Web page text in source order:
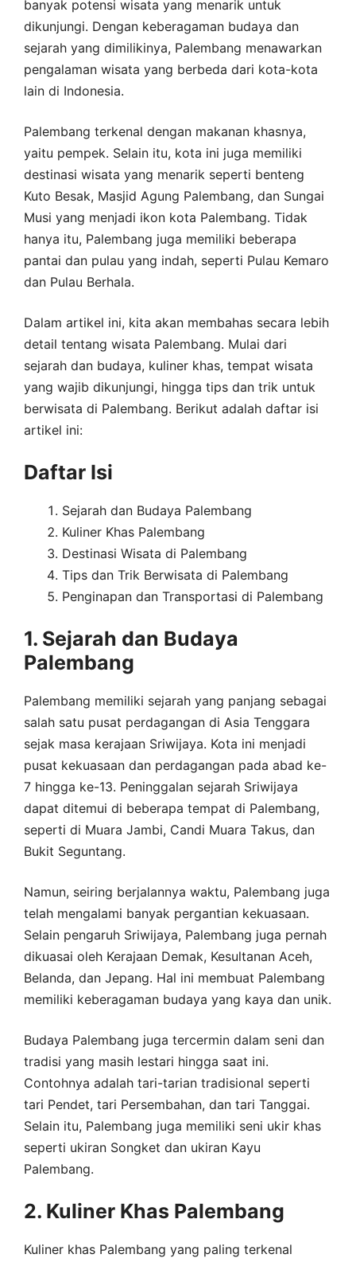
banyak potensi wisata yang menarik untuk
dikunjungi. Dengan keberagaman budaya dan
sejarah yang dimilikinya, Palembang menawarkan
pengalaman wisata yang berbeda dari kota-kota
lain di Indonesia.
Palembang terkenal dengan makanan khasnya,
yaitu pempek. Selain itu, kota ini juga memiliki
destinasi wisata yang menarik seperti benteng
Kuto Besak, Masjid Agung Palembang, dan Sungai
Musi yang menjadi ikon kota Palembang. Tidak
hanya itu, Palembang juga memiliki beberapa
pantai dan pulau yang indah, seperti Pulau Kemaro
dan Pulau Berhala.
Dalam artikel ini, kita akan membahas secara lebih
detail tentang wisata Palembang. Mulai dari
sejarah dan budaya, kuliner khas, tempat wisata
yang wajib dikunjungi, hingga tips dan trik untuk
berwisata di Palembang. Berikut adalah daftar isi
artikel ini:
Daftar Isi
Sejarah dan Budaya Palembang
Kuliner Khas Palembang
Destinasi Wisata di Palembang
Tips dan Trik Berwisata di Palembang
Penginapan dan Transportasi di Palembang
1. Sejarah dan Budaya
Palembang
Palembang memiliki sejarah yang panjang sebagai
salah satu pusat perdagangan di Asia Tenggara
sejak masa kerajaan Sriwijaya. Kota ini menjadi
pusat kekuasaan dan perdagangan pada abad ke-
7 hingga ke-13. Peninggalan sejarah Sriwijaya
dapat ditemui di beberapa tempat di Palembang,
seperti di Muara Jambi, Candi Muara Takus, dan
Bukit Seguntang.
Namun, seiring berjalannya waktu, Palembang juga
telah mengalami banyak pergantian kekuasaan.
Selain pengaruh Sriwijaya, Palembang juga pernah
dikuasai oleh Kerajaan Demak, Kesultanan Aceh,
Belanda, dan Jepang. Hal ini membuat Palembang
memiliki keberagaman budaya yang kaya dan unik.
Budaya Palembang juga tercermin dalam seni dan
tradisi yang masih lestari hingga saat ini.
Contohnya adalah tari-tarian tradisional seperti
tari Pendet, tari Persembahan, dan tari Tanggai.
Selain itu, Palembang juga memiliki seni ukir khas
seperti ukiran Songket dan ukiran Kayu
Palembang.
2. Kuliner Khas Palembang
Kuliner khas Palembang yang paling terkenal